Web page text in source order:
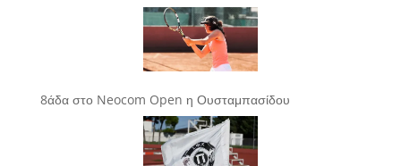
8άδα στο Neocom Open η Ουσταμπασίδου